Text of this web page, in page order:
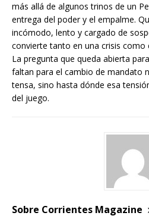
más allá de algunos trinos de un
entrega del poder y el empalme.
incómodo, lento y cargado de
convierte tanto en una crisis como
La pregunta que queda abierta
faltan para el cambio de mandato
tensa, sino hasta dónde esa
del juego.
Sobre Corrientes Magazine